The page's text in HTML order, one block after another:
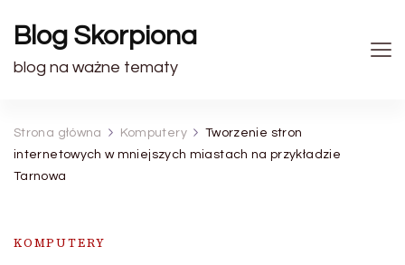
Blog Skorpiona
blog na ważne tematy
Strona główna Komputery
Tworzenie stron
internetowych w mniejszych miastach na przykładzie
Tarnowa
KOMPUTERY